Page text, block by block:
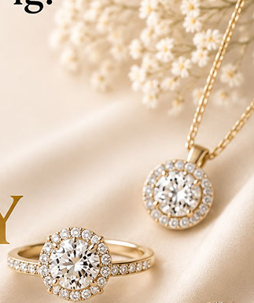
avagy (Certificate) mely
minőségét az ékszerben található
és ajándék tartó táska minden
ingyenes ellenőrzés, rejtett
kő, repedés a gyűrűn stb. Az
ingyenesen javítjuk.
A TERMÉK, AJÁNLATOT
darab
1
anyaga:
18 karátos